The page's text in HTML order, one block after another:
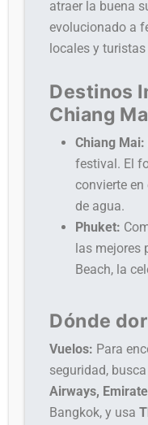
atraer la buena
evolucionado a
locales y
Destinos
Chiang
Chiang Mai:
festival. El
convierte
de agua.
Phuket:
las mejores
Beach, la
Dónde
Vuelos: Para
seguridad,
Airways,
Bangkok, y usa